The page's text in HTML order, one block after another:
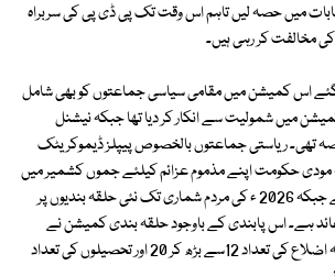
میں حصہ لیں تاہم اس وقت تک پی ڈی پی کی سربراہ
مخالفت کر رہی ہیں۔
گئے اس کمیشن میں مقامی سیاسی جماعتوں کو بھی شامل
میں شمولیت سے انکار کر دیا تھا جبکہ نیشنل
تھی۔ ریاستی جماعتوں بالخصوص پیپلز ڈیموکریٹک
مودی حکومت اپنے مذموم عزائم کیلئے جموں کشمیر میں
نئی حلقہ بندیاں کر رہی ہے جبکہ 2026 ء کی مردم شماری تک نئی حلقہ بندیوں پر
ہے۔ اس پابندی کے باوجود حلقہ بندی کمیشن نے
مسودہ میں تجویز کیا ہے کہ اضلاع کی تعداد 12سے بڑھ کر 20 اور تحصیلوں کی تعداد